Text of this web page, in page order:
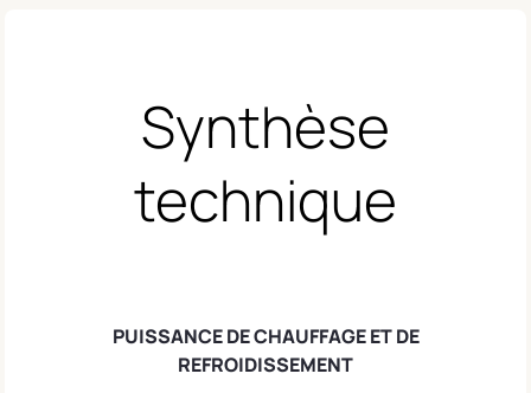
Synthèse
technique
PUISSANCE DE CHAUFFAGE ET DE
REFROIDISSEMENT